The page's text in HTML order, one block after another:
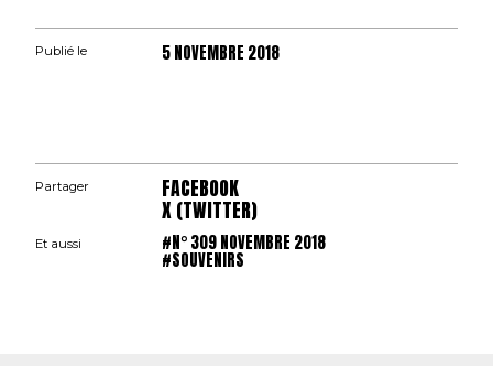
Publié le 5 NOVEMBRE 2018
Partager FACEBOOK
X (TWITTER)
Et aussi #N° 309 NOVEMBRE 2018
#SOUVENIRS